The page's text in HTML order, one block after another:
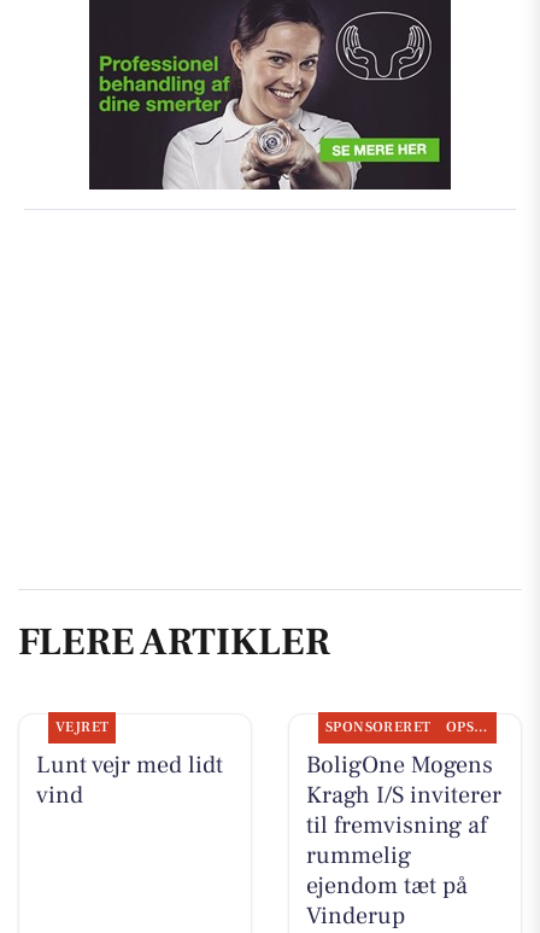
FLERE ARTIKLER
VEJRET
Lunt vejr med lidt
vind
SPONSORERET OPSLAGSTAVLEN
BoligOne Mogens
Kragh I/S inviterer
til fremvisning af
rummelig
ejendom tæt på
Vinderup